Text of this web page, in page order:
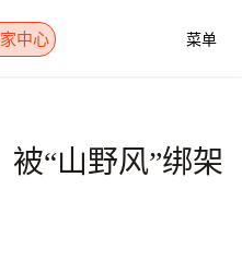
菜单
中心
“山野风”绑架